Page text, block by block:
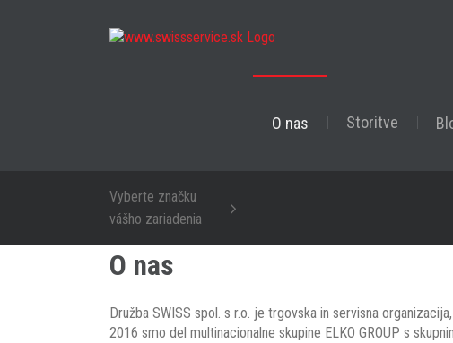
Vyberte značku
vášho zariadenia
O nas Storitve
O nas
Družba SWISS spol. s r.o. je trgovska in servisna
2016 smo del multinacionalne skupine ELKO GROUP s